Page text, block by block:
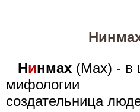
Нинмах (Мах) - в
мифологии
создательница